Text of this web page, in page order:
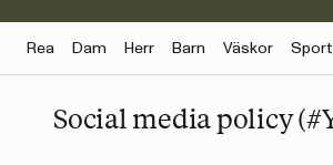
Rea Dam Herr Barn Väskor Sport
Social media policy